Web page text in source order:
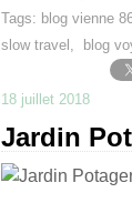
Tags: blog vienne
slow travel , blog
18 juillet 2018
Jardin